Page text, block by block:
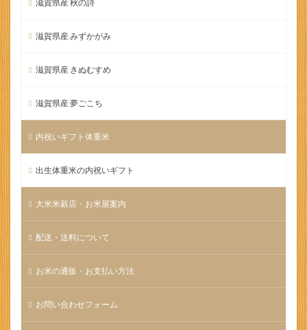
滋賀県産 秋の詩
滋賀県産 みずかがみ
滋賀県産 きぬむすめ
滋賀県産 夢ごこち
内祝いギフト体重米
出生体重米の内祝いギフト
大米米穀店・お米屋案内
配送・送料について
お米の通販・お支払い方法
お問い合わせフォーム